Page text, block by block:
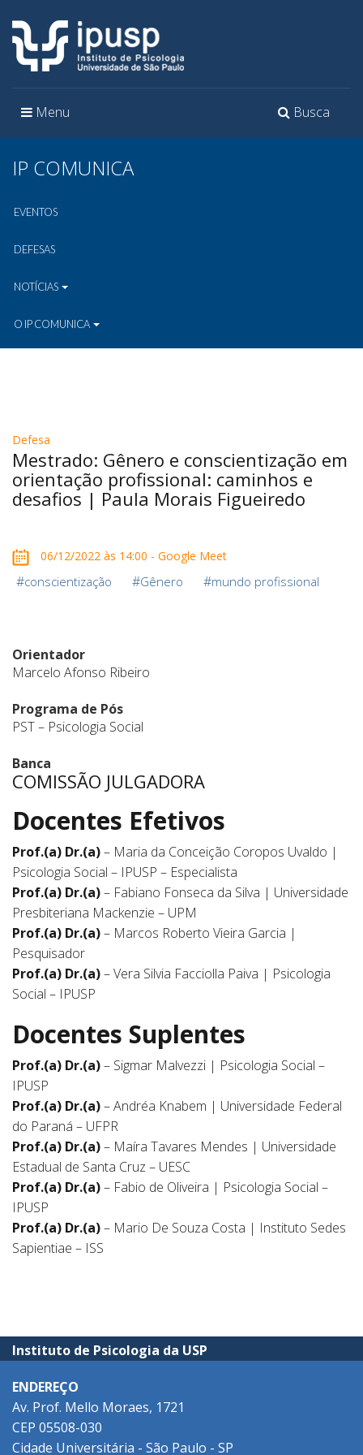
Toggle
Busca
Toggle
Menu
IP COMUNICA
EVENTOS
DEFESAS
NOTÍCIAS
O IP COMUNICA
Defesa
Mestrado: Gênero e conscientização em
orientação profissional: caminhos e
desafios | Paula Morais Figueiredo
06/12/2022 às 14:00 - Google Meet
#conscientização #Gênero #mundo profissional
Orientador
Marcelo Afonso Ribeiro
Programa de Pós
PST – Psicologia Social
Banca
COMISSÃO JULGADORA
Docentes Efetivos
Prof.(a) Dr.(a)– Maria da Conceição Coropos Uvaldo |
Psicologia Social – IPUSP – Especialista
Prof.(a) Dr.(a)– Fabiano Fonseca da Silva | Universidade
Presbiteriana Mackenzie – UPM
Prof.(a) Dr.(a)– Marcos Roberto Vieira Garcia |
Pesquisador
Prof.(a) Dr.(a)– Vera Silvia Facciolla Paiva | Psicologia
Social – IPUSP
Docentes Suplentes
Prof.(a) Dr.(a)– Sigmar Malvezzi | Psicologia Social –
IPUSP
Prof.(a) Dr.(a)– Andréa Knabem | Universidade Federal
do Paraná – UFPR
Prof.(a) Dr.(a)– Maíra Tavares Mendes | Universidade
Estadual de Santa Cruz – UESC
Prof.(a) Dr.(a)– Fabio de Oliveira | Psicologia Social –
IPUSP
Prof.(a) Dr.(a)– Mario De Souza Costa | Instituto Sedes
Sapientiae – ISS
Instituto de Psicologia da USP
ENDEREÇO
Av. Prof. Mello Moraes, 1721
CEP 05508-030
Cidade Universitária - São Paulo - SP